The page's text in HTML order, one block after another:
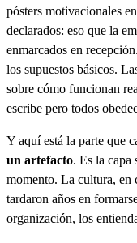
pósters motivacionales
declarados: eso que la
enmarcados en
los supuestos básicos.
sobre cómo funcionan
escribe pero todos
Y aquí está la parte que
un artefacto. Es la capa
momento. La cultura, en
tardaron años en
organización, los